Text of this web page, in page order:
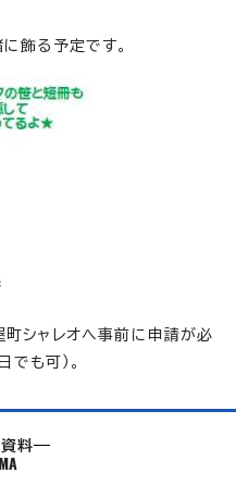
飾る予定です。
シャレオへ事前に申請が必
も可）。
料